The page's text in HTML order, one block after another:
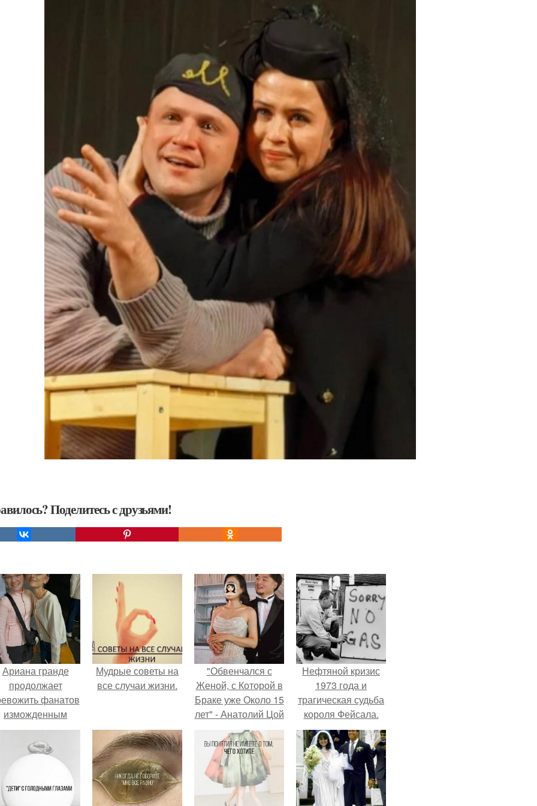
Поделитесь с друзьями!
Ариана гранде
продолжает
фанатов
изможденным
Видом.
Мудрые советы на
все случаи жизни.
"Обвенчался с
Женой, с Которой в
Браке уже Около 15
лет" - Анатолий Цой
удивил
поклонников
"тайной свадьбой".
Нефтяной кризис
1973 года и
трагическая судьба
короля Фейсала.